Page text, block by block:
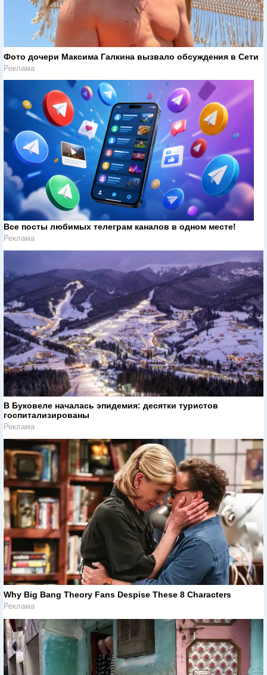
Фото дочери Максима Галкина вызвало обсуждения в Сети
Реклама
Все посты любимых телеграм каналов в одном месте!
Реклама
В Буковеле началась эпидемия: десятки туристов
госпитализированы
Реклама
Why Big Bang Theory Fans Despise These 8 Characters
Реклама